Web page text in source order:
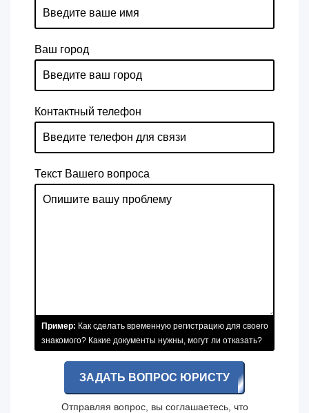
Ваш город
Контактный телефон
Текст Вашего вопроса
Пример: Как сделать временную регистрацию для своего
знакомого? Какие документы нужны, могут ли отказать?
ЗАДАТЬ ВОПРОС ЮРИСТУ
Отправляя вопрос, вы соглашаетесь, что